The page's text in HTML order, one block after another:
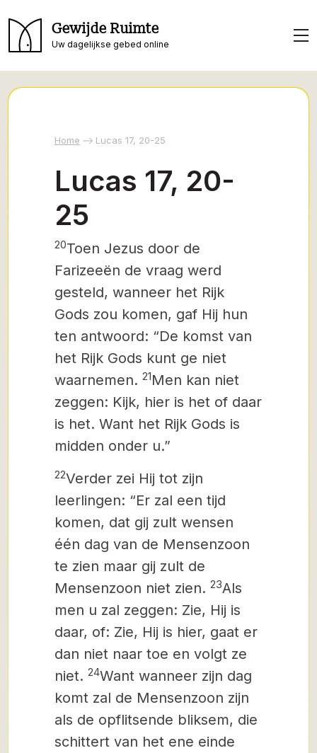
Gewijde Ruimte
Uw dagelijkse gebed online
Home Lucas 17, 20-25
Lucas 17, 20-
25
20Toen Jezus door de
Farizeeën de vraag werd
gesteld, wanneer het Rijk
Gods zou komen, gaf Hij hun
ten antwoord: “De komst van
het Rijk Gods kunt ge niet
waarnemen. 21Men kan niet
zeggen: Kijk, hier is het of daar
is het. Want het Rijk Gods is
midden onder u.”
22Verder zei Hij tot zijn
leerlingen: “Er zal een tijd
komen, dat gij zult wensen
één dag van de Mensenzoon
te zien maar gij zult de
Mensenzoon niet zien. 23Als
men u zal zeggen: Zie, Hij is
daar, of: Zie, Hij is hier, gaat er
dan niet naar toe en volgt ze
niet. 24Want wanneer zijn dag
komt zal de Mensenzoon zijn
als de opflitsende bliksem, die
schittert van het ene einde